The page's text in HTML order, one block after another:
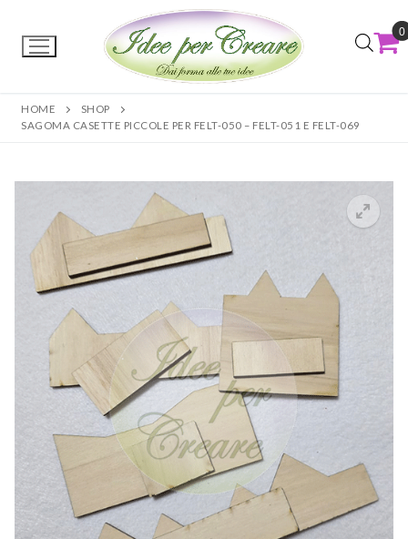
0
HOME
SHOP
SAGOMA CASETTE PICCOLE PER FELT-050 – FELT-051 E FELT-069